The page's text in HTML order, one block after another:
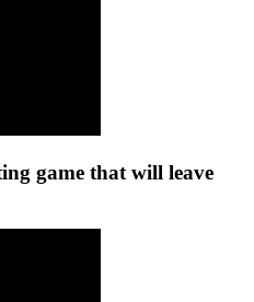
game that will leave